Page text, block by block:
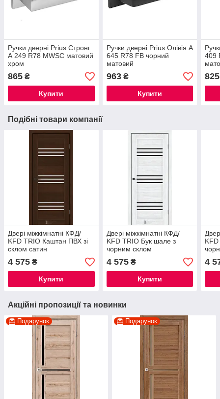
Ручки дверні Prius Стронг
А 249 R78 MWSC матовий
хром
865 ₴
Купити
Ручки дверні Prius Олівія А
645 R78 FB чорний
матовий
963₴
Купити
409
825
Подібні товари компанії
Двері міжкімнатні КФД/
KFD TRIO Каштан ПВХ зі
склом сатин
4 575 ₴
Купити
Двері міжкімнатні КФД/
KFD TRIO Бук шале з
чорним склом
4 575₴
Купити
4
Акційні пропозиції та новинки
Подарунок Подарунок